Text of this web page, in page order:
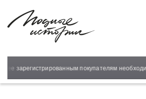
зарегистрированным покупателям